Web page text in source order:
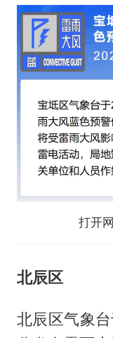
打开
北辰区
北辰区气象